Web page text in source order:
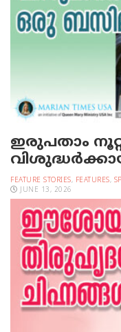
ഇരുപതാം
FEATURE STORIES, FEATURES,
JUNE 13, 2026